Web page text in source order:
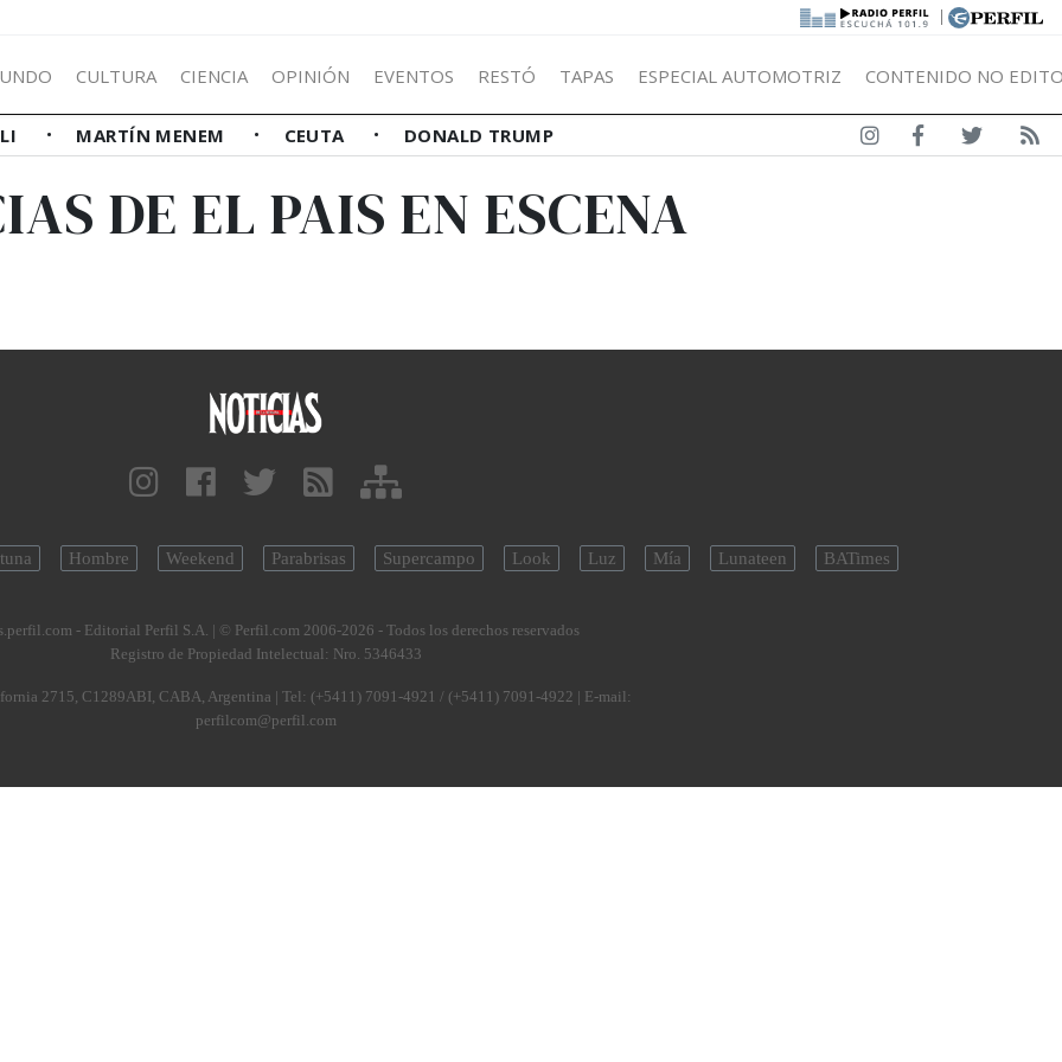
|
CULTURA CIENCIA OPINIÓN EVENTOS RESTÓ TAPAS ESPECIAL AUTOMOTRIZ CONTENIDO NO
MARTÍN MENEM CEUTA DONALD TRUMP
DE EL PAIS EN ESCENA
Hombre Weekend Parabrisas Supercampo Look Luz Mía Lunateen BATimes
- Editorial Perfil S.A. | © Perfil.com 2006-2026 - Todos los derechos reservados
Registro de Propiedad Intelectual: Nro. 5346433
2715, C1289ABI, CABA, Argentina | Tel: (+5411) 7091-4921 / (+5411) 7091-4922 | E-mail:
perfilcom@perfil.com